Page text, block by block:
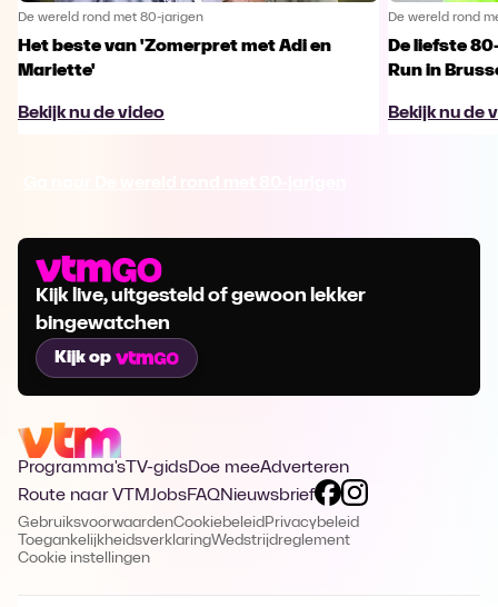
De wereld rond met 80-jarigen
Het beste van 'Zomerpret met Adi en
Mariette'
Bekijk nu de video
De wereld rond
De liefste
Run in
Bekijk nu de
Kijk live, uitgesteld of gewoon lekker
bingewatchen
Kijk op
Programma's TV-gidsDoe meeAdverteren
Route naar VTMJobsFAQNieuwsbrief
GebruiksvoorwaardenCookiebeleid Privacybeleid
ToegankelijkheidsverklaringWedstrijdreglement
Cookie instellingen